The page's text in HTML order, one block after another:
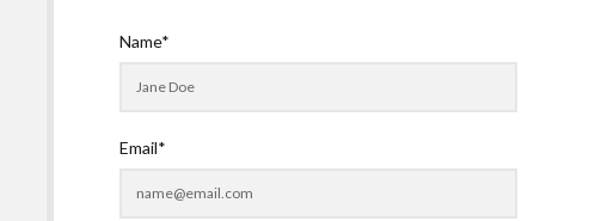
Name*
Email*